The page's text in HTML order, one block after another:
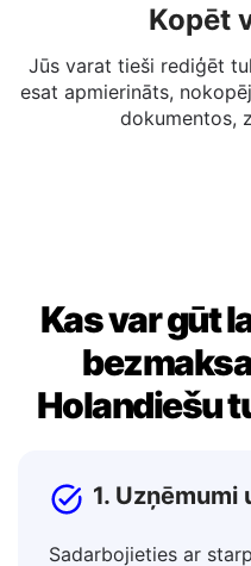
Kopēt
Jūs varat tieši rediģēt
Kas var gūt
1.